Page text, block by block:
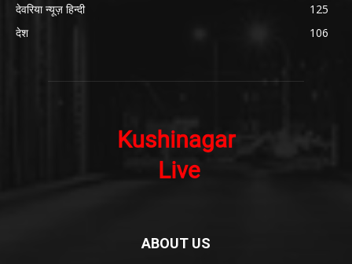
देवरिया न्यूज़ हिन्दी
125
देश
106
ABOUT US